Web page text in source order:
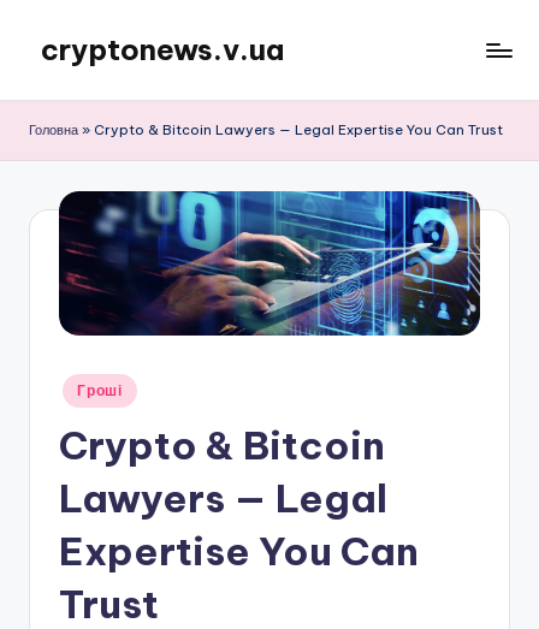
Перейти
вмісту
cryptonews.v.ua
криптовалют,
курси,
прогнози
гайди.
Головна » Crypto & Bitcoin Lawyers — Legal Expertise You Can Trust
Опубліковано
Гроші
Crypto & Bitcoin
Lawyers — Legal
Expertise You Can
Trust